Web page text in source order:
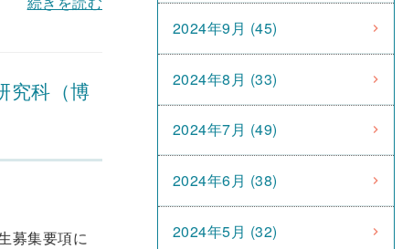
究科（博
募集要項に
2024年9月 (45)
2024年8月 (33)
2024年7月 (49)
2024年6月 (38)
2024年5月 (32)